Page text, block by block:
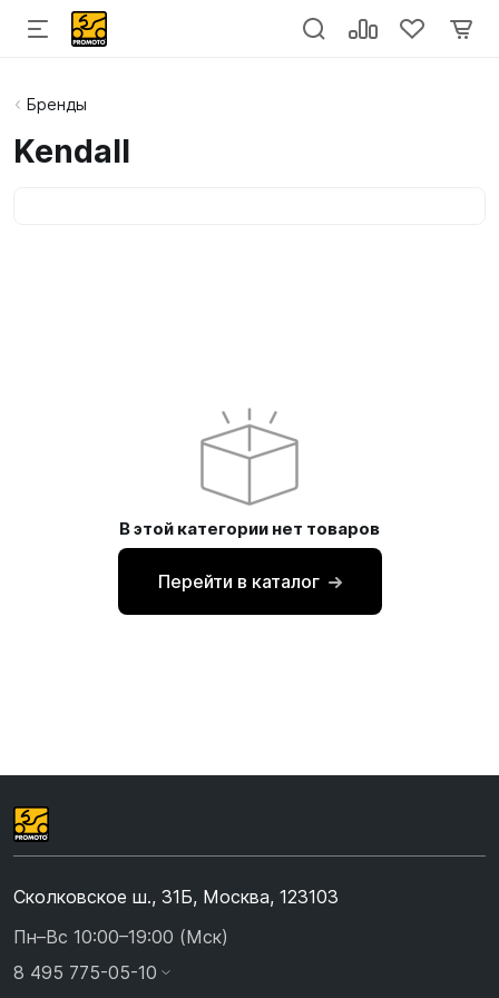
Бренды
Kendall
В этой категории нет товаров
Перейти в каталог
Сколковское ш., 31Б, Москва, 123103
Пн–Вс 10:00–19:00 (Мск)
8 495 775-05-10